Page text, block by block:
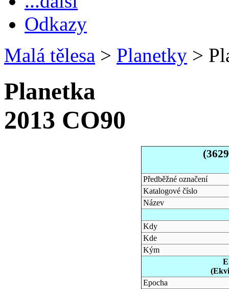
Odkazy
Malá tělesa > Planetky >
Planetka
2013 CO90
Předběžné označení
Katalogové číslo
Název
Kdy
Kde
Kým
Epocha